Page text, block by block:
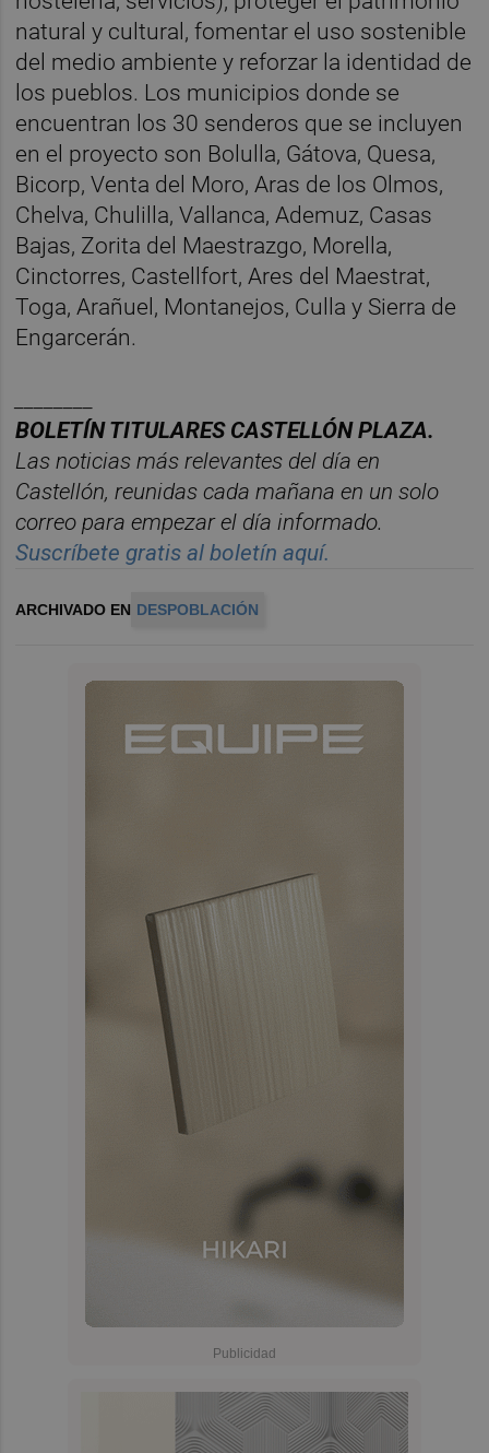
natural y cultural, fomentar el uso sostenible
del medio ambiente y reforzar la identidad de
los pueblos. Los municipios donde se
encuentran los 30 senderos que se incluyen
en el proyecto son Bolulla, Gátova, Quesa,
Bicorp, Venta del Moro, Aras de los Olmos,
Chelva, Chulilla, Vallanca, Ademuz, Casas
Bajas, Zorita del Maestrazgo, Morella,
Cinctorres, Castellfort, Ares del Maestrat,
Toga, Arañuel, Montanejos, Culla y Sierra de
Engarcerán.
BOLETÍN TITULARES CASTELLÓN PLAZA.
Las noticias más relevantes del día en
Castellón, reunidas cada mañana en un solo
correo para empezar el día informado.
Suscríbete gratis al boletín aquí.
ARCHIVADO EN DESPOBLACIÓN